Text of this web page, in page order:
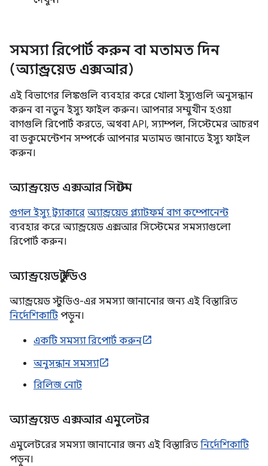
সমস্যা রিপোর্ট করুন বা মতামত দিন
(অ্যান্ড্রয়েড এক্সআর)
এই বিভাগের লিঙ্কগুলি ব্যবহার করে খোলা ইস্যুগুলি অনুসন্ধান
করুন বা নতুন ইস্যু ফাইল করুন। আপনার সম্মুখীন হওয়া
বাগগুলি রিপোর্ট করতে, অথবা API, স্যাম্পল, সিস্টেমের আচরণ
বা ডকুমেন্টেশন সম্পর্কে আপনার মতামত জানাতে ইস্যু ফাইল
করুন।
অ্যান্ড্রয়েড এক্সআর সিস্টেম
গুগল ইস্যু ট্র্যাকারে অ্যান্ড্রয়েড প্ল্যাটফর্ম বাগ কম্পোনেন্ট
ব্যবহার করে অ্যান্ড্রয়েড এক্সআর সিস্টেমের সমস্যাগুলো
রিপোর্ট করুন।
অ্যান্ড্রয়েড স্টুডিও
অ্যান্ড্রয়েড স্টুডিও-এর সমস্যা জানানোর জন্য এই বিস্তারিত
নির্দেশিকাটি পড়ুন।
একটি সমস্যা রিপোর্ট করুন
অনুসন্ধান সমস্যা
রিলিজ নোট
অ্যান্ড্রয়েড এক্সআর এমুলেটর
এমুলেটরের সমস্যা জানানোর জন্য এই বিস্তারিত নির্দেশিকাটি
পড়ুন।